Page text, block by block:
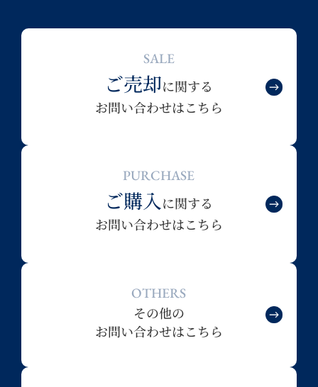
SALE
ご売却に関する
お問い合わせはこちら
PURCHASE
ご購入に関する
お問い合わせはこちら
OTHERS
その他の
お問い合わせはこちら